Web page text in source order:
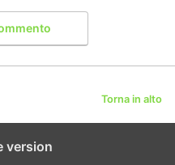
Torna in alto
version